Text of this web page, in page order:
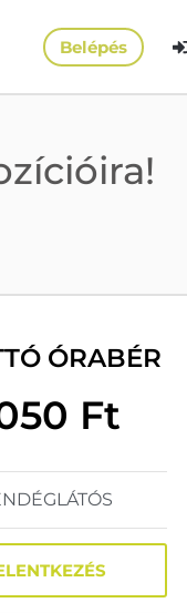
Belépés
ÓRABÉR
Ft